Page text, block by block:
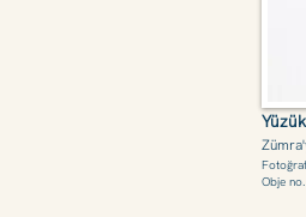
Yüzük
Obje